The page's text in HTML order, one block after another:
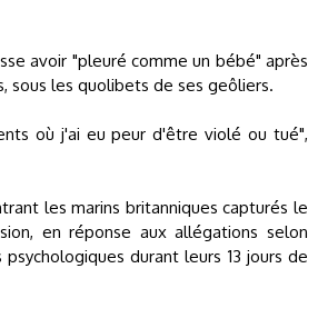
avoir "pleuré comme un bébé" après
sous les quolibets de ses geôliers.
où j'ai eu peur d'être violé ou tué",
les marins britanniques capturés le
en réponse aux allégations selon
durant leurs 13 jours de